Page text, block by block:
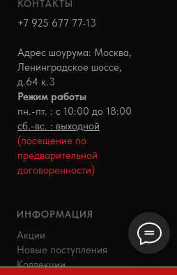
ИНФОРМАЦИЯ
Акции
Новые поступления
Коллекции
КОНТАКТЫ
+7 925 677 77-13
Адрес шоурума: Москва,
Ленинградское шоссе,
д.64 к.3
Режим работы
пн.-пт. : с 10:00 до 18:00
сб.-вс. : выходной
(посещение по
предварительной
договоренности)